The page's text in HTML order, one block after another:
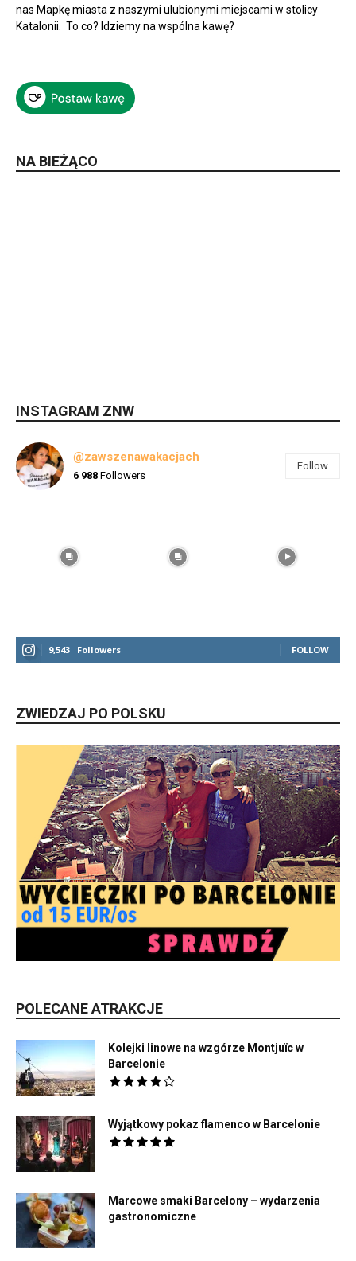
nas Mapkę miasta z naszymi ulubionymi miejscami w stolicy
Katalonii. To co? Idziemy na wspólna kawę?
NA BIEŻĄCO
INSTAGRAM ZNW
@zawszenawakacjach
6 988 Followers
Follow
9,543 Followers FOLLOW
ZWIEDZAJ PO POLSKU
POLECANE ATRAKCJE
Kolejki linowe na wzgórze Montjuïc w
Barcelonie
Wyjątkowy pokaz flamenco w Barcelonie
Marcowe smaki Barcelony – wydarzenia
gastronomiczne